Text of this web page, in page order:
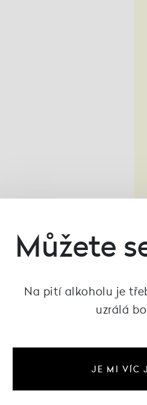
Můžete
Na pití alkoholu je
uzrálá
JE MI VÍC